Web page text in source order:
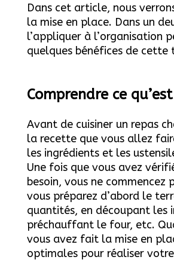
Dans cet article, nous
la mise en place. Dans un
l’appliquer à l’organisation
quelques bénéfices de cette
Comprendre ce
Avant de cuisiner un repas
la recette que vous allez
les ingrédients et les
Une fois que vous avez
besoin, vous ne
vous préparez d’abord le
quantités, en découpant les
préchauffant le four, etc.
vous avez fait la mise en
optimales pour réaliser